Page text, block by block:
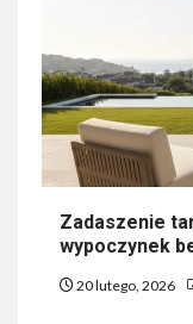
Zadaszenie
wypoczynek
20 lutego, 2026